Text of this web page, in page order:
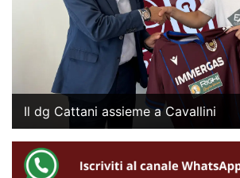
Il dg Cattani assieme a Cavallini